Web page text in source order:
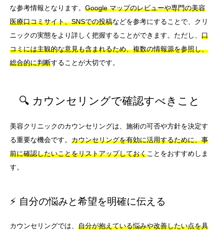
な参考情報となります。 Google マップのレビューや専門の美容
医療口コミサイト、SNSでの投稿などを参考にすることで、クリ
ニックの実態をより詳しく把握することができます。ただし、 口
コミには主観的な意見も含まれるため、複数の情報源を参照し、
総合的に判断することが大切です。
🔍 カウンセリングで確認すべきこと
美容クリニックのカウンセリングは、施術の可否や方針を決定す
る重要な機会です。 カウンセリングを有効に活用するために、事
前に確認したいことをリストアップしておくことをおすすめしま
す。
⚡ 自分の悩みと希望を明確に伝える
カウンセリングでは、 自分が抱えている悩みや改善したい点を具